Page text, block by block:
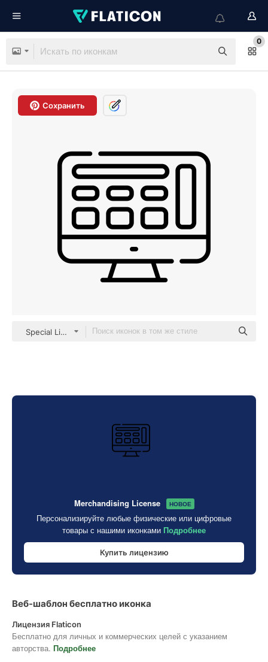
0
Сохранить
Special Lineal
Merchandising License НОВОЕ
Персонализируйте любые физические или цифровые
товары с нашими иконками Подробнее
Купить лицензию
Веб-шаблон бесплатно иконка
Лицензия Flaticon
Бесплатно для личных и коммерческих целей с указанием
авторства. Подробнее